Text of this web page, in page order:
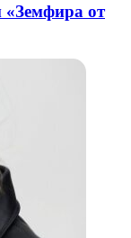
от